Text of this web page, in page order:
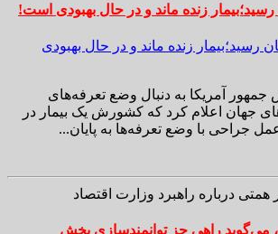
زنده ماند و در حال بهبودی است!
جمهور آمریکا به دنبال وضع تعرفه‌های
جهان اعلام کرد که کشورش یک بیمار در
جراحی با وضع تعرفه‌ها به پایان...
همتی درباره راهبرد وزارت اقتصاد
می‌گوید راهی جز توانمندسازی بخش